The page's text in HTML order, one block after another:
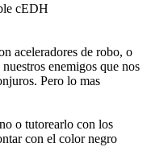
cEDH
aceleradores de robo, o
enemigos que nos
Pero lo mas
o tutorearlo con los
con el color negro